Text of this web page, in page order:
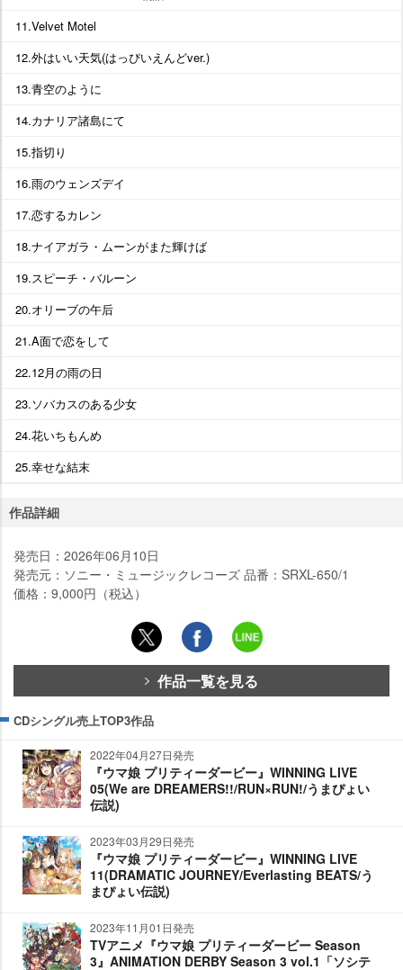
11.Velvet Motel
12.外はいい天気(はっぴいえんどver.)
13.青空のように
14.カナリア諸島にて
15.指切り
16.雨のウェンズデイ
17.恋するカレン
18.ナイアガラ・ムーンがまた輝けば
19.スピーチ・バルーン
20.オリーブの午后
21.A面で恋をして
22.12月の雨の日
23.ソバカスのある少女
24.花いちもんめ
25.幸せな結末
作品詳細
発売日：2026年06月10日
発売元：ソニー・ミュージックレコーズ 品番：SRXL-650/1
価格：9,000円（税込）
作品一覧を見る
CDシングル売上TOP3作品
2022年04月27日発売
『ウマ娘 プリティーダービー』WINNING LIVE
05(We are DREAMERS!!/RUN×RUN!/うまぴょい
伝説)
2023年03月29日発売
『ウマ娘 プリティーダービー』WINNING LIVE
11(DRAMATIC JOURNEY/Everlasting BEATS/う
まぴょい伝説)
2023年11月01日発売
TVアニメ『ウマ娘 プリティーダービー Season
3』ANIMATION DERBY Season 3 vol.1「ソシテ